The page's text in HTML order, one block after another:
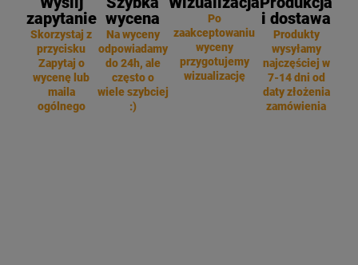
zapytanie
Skorzystaj z
przycisku
Zapytaj o
wycenę lub
maila
ogólnego
wycena
Na wyceny
odpowiadamy
do 24h, ale
często o
wiele szybciej
:)
Po
zaakceptowaniu
wyceny
przygotujemy
wizualizację
i dostawa
Produkty
wysyłamy
najczęściej w
7-14 dni od
daty złożenia
zamówienia